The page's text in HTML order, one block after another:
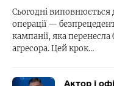
Сьогодні виповнюється
операції —
кампанії, яка
агресора. Цей крок…
Актор і